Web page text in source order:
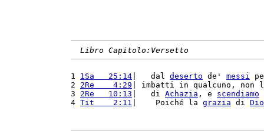
Libro Capitolo:Versetto
1 1Sa   25:14 |   dal deserto de' messi
2 2Re    4:29 | imbatti in qualcuno, non
3 2Re   10:13 |   di Achazia , e scendiamo
4 Tit    2:11 |    Poiché la grazia di Dio